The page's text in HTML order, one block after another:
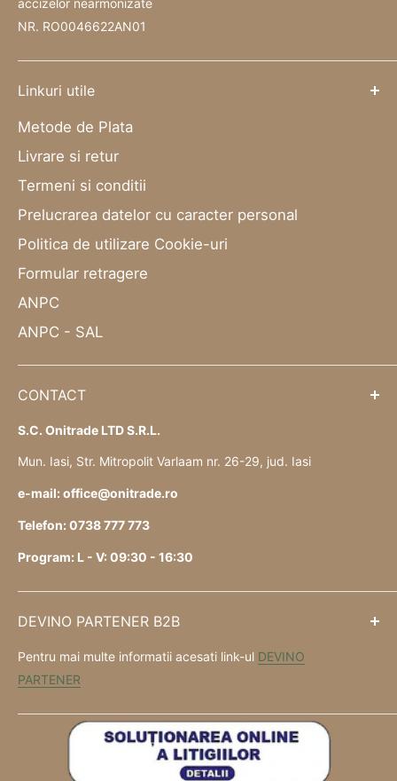
NR. RO0046622AN01
Linkuri utile
Metode de Plata
Livrare si retur
Termeni si conditii
Prelucrarea datelor cu caracter personal
Politica de utilizare Cookie-uri
Formular retragere
ANPC
ANPC - SAL
CONTACT
S.C. Onitrade LTD S.R.L.
Mun. Iasi, Str. Mitropolit Varlaam nr. 26-29, jud. Iasi
e-mail: office@onitrade.ro
Telefon: 0738 777 773
Program: L - V: 09:30 - 16:30
DEVINO PARTENER B2B
Pentru mai multe informatii acesati link-ul DEVINO
PARTENER